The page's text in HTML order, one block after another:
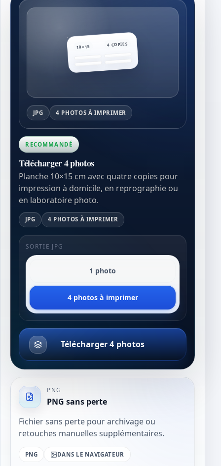
10×15 4 COPIES
JPG 4 PHOTOS À IMPRIMER
RECOMMANDÉ
Télécharger 4 photos
Planche 10×15 cm avec quatre copies pour
impression à domicile, en reprographie ou
en laboratoire photo.
JPG 4 PHOTOS À IMPRIMER
SORTIE JPG
1 photo
4 photos à imprimer
Télécharger 4 photos
PNG
PNG sans perte
Fichier sans perte pour archivage ou
retouches manuelles supplémentaires.
PNG DANS LE NAVIGATEUR